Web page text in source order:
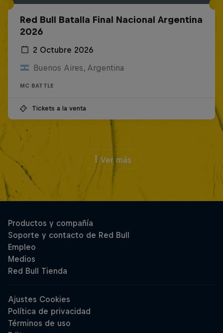
Red Bull Batalla Final Nacional Argentina
2026
2 Octubre 2026
Buenos Aires, Argentina
MC BATTLE
Tickets a la venta
Ver más